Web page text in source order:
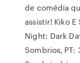
de comédia
assistir! Kiko E
Night: Dark
Sombrios, PT: